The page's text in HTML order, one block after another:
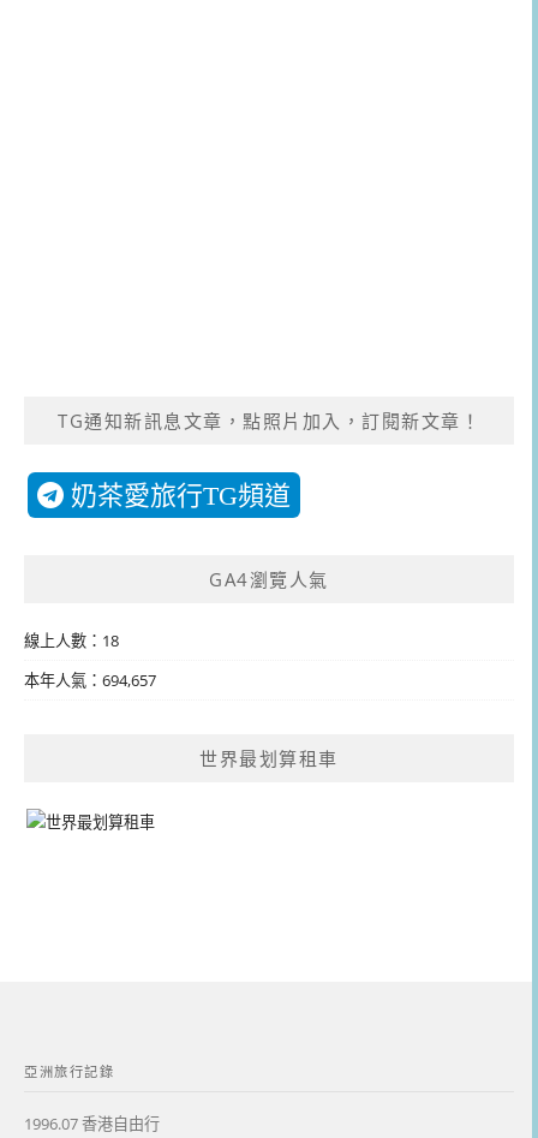
TG通知新訊息文章，點照片加入，訂閱新文章！
奶茶愛旅行TG頻道
GA4瀏覽人氣
線上人數：18
本年人氣：694,657
世界最划算租車
亞洲旅行記錄
1996.07 香港自由行